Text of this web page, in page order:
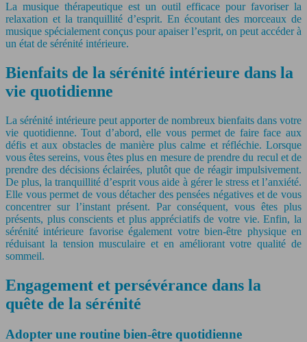
La musique thérapeutique est un outil efficace pour favoriser la
relaxation et la tranquillité d’esprit. En écoutant des morceaux de
musique spécialement conçus pour apaiser l’esprit, on peut accéder à
un état de sérénité intérieure.
Bienfaits de la sérénité intérieure dans la
vie quotidienne
La sérénité intérieure peut apporter de nombreux bienfaits dans votre
vie quotidienne. Tout d’abord, elle vous permet de faire face aux
défis et aux obstacles de manière plus calme et réfléchie. Lorsque
vous êtes sereins, vous êtes plus en mesure de prendre du recul et de
prendre des décisions éclairées, plutôt que de réagir impulsivement.
De plus, la tranquillité d’esprit vous aide à gérer le stress et l’anxiété.
Elle vous permet de vous détacher des pensées négatives et de vous
concentrer sur l’instant présent. Par conséquent, vous êtes plus
présents, plus conscients et plus appréciatifs de votre vie. Enfin, la
sérénité intérieure favorise également votre bien-être physique en
réduisant la tension musculaire et en améliorant votre qualité de
sommeil.
Engagement et persévérance dans la
quête de la sérénité
Adopter une routine bien-être quotidienne